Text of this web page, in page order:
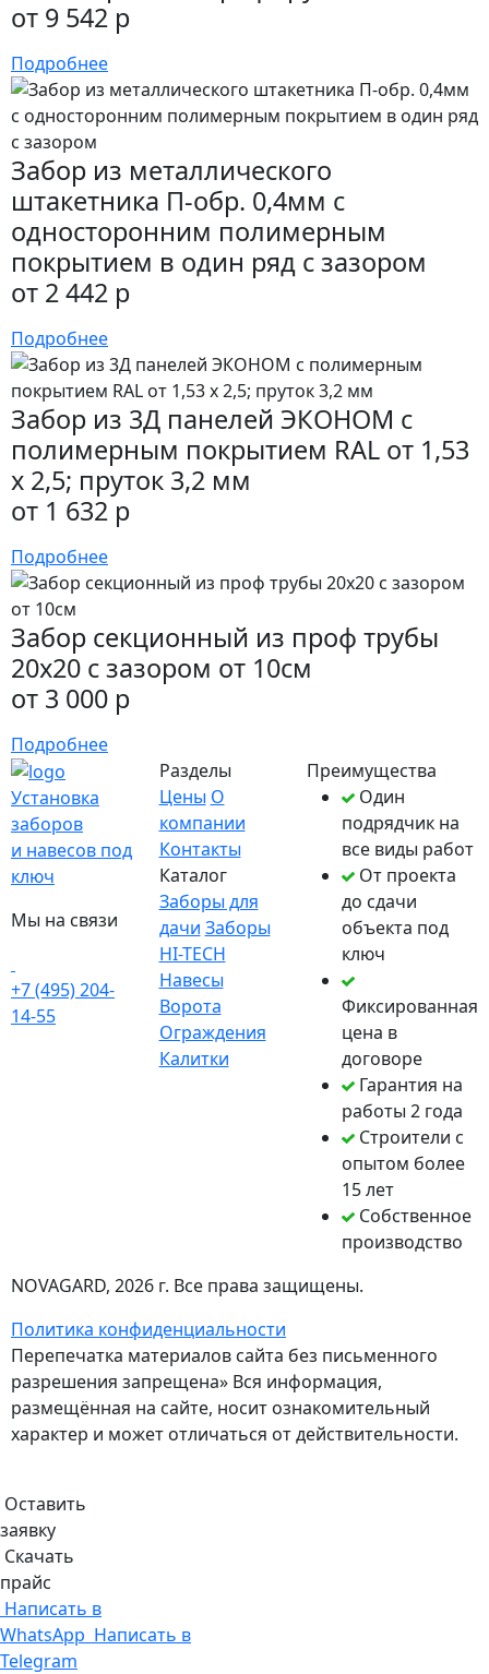
от 9 542 р
Подробнее
Забор из металлического
штакетника П-обр. 0,4мм с
односторонним полимерным
покрытием в один ряд с зазором
от 2 442 р
Подробнее
Забор из 3Д панелей ЭКОНОМ с
полимерным покрытием RAL от 1,53
х 2,5; пруток 3,2 мм
от 1 632 р
Подробнее
Забор секционный из проф трубы
20х20 с зазором от 10см
от 3 000 р
Подробнее
Установка
заборов
и навесов под
ключ
Мы на связи
+7 (495) 204-
14-55
Разделы
Цены О
компании
Контакты
Каталог
Заборы для
дачи Заборы
HI-TECH
Навесы
Ворота
Ограждения
Калитки
Преимущества
Один
подрядчик на
все виды работ
От проекта
до сдачи
объекта под
ключ
Фиксированная
цена в
договоре
Гарантия на
работы 2 года
Строители с
опытом более
15 лет
Собственное
производство
NOVAGARD, 2026 г. Все права защищены.
Политика конфиденциальности
Перепечатка материалов сайта без письменного
разрешения запрещена» Вся информация,
размещённая на сайте, носит ознакомительный
характер и может отличаться от действительности.
Оставить
заявку
Скачать
прайс
Написать в
WhatsApp Написать в
Telegram